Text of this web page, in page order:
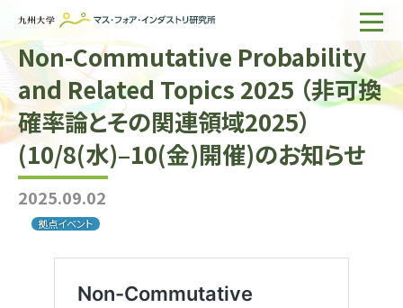
ホーム
IMIについて
組織・所員
研究活動
企業の方へ
サイト内検索
Non-Commutative Probability
and Related Topics 2025 （非可換
確率論とその関連領域2025）
(10/8(水)–10(金)開催)のお知らせ
2025.09.02
拠点イベント